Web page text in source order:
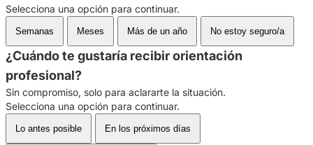
Selecciona una opción para continuar.
Semanas Meses Más de un año No estoy seguro/a
¿Cuándo te gustaría recibir orientación
profesional?
Sin compromiso, solo para aclararte la situación.
Selecciona una opción para continuar.
Lo antes posible En los próximos días